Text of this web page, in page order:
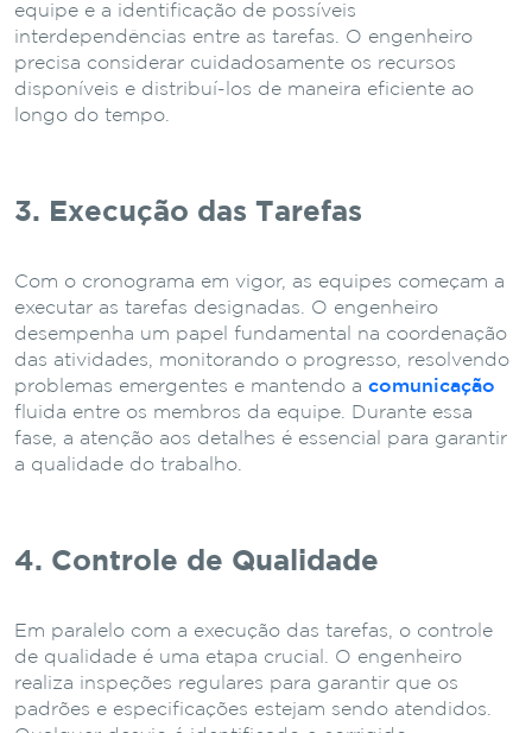
equipe e a identificação de possíveis
interdependências entre as tarefas. O engenheiro
precisa considerar cuidadosamente os recursos
disponíveis e distribuí-los de maneira eficiente ao
longo do tempo.
3. Execução das Tarefas
Com o cronograma em vigor, as equipes começam a
executar as tarefas designadas. O engenheiro
desempenha um papel fundamental na coordenação
das atividades, monitorando o progresso, resolvendo
problemas emergentes e mantendo a comunicação
fluida entre os membros da equipe. Durante essa
fase, a atenção aos detalhes é essencial para garantir
a qualidade do trabalho.
4. Controle de Qualidade
Em paralelo com a execução das tarefas, o controle
de qualidade é uma etapa crucial. O engenheiro
realiza inspeções regulares para garantir que os
padrões e especificações estejam sendo atendidos.